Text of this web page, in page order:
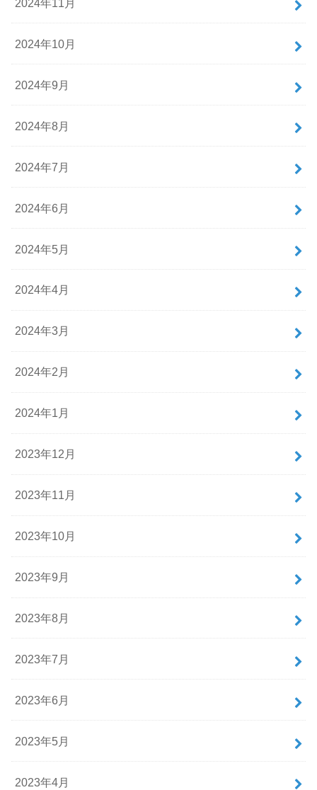
2024年11月
2024年10月
2024年9月
2024年8月
2024年7月
2024年6月
2024年5月
2024年4月
2024年3月
2024年2月
2024年1月
2023年12月
2023年11月
2023年10月
2023年9月
2023年8月
2023年7月
2023年6月
2023年5月
2023年4月